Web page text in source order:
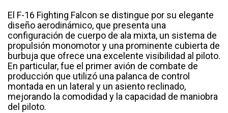
El F-16 Fighting Falcon se distingue por su elegante
diseño aerodinámico, que presenta una
configuración de cuerpo de ala mixta, un sistema de
propulsión monomotor y una prominente cubierta de
burbuja que ofrece una excelente visibilidad al piloto.
En particular, fue el primer avión de combate de
producción que utilizó una palanca de control
montada en un lateral y un asiento reclinado,
mejorando la comodidad y la capacidad de maniobra
del piloto.